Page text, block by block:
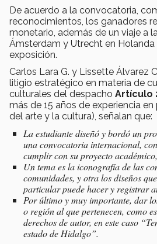
De acuerdo a la convocatoria,
reconocimientos, los ganadores
monetario, además de un viaje a
Ámsterdam y Utrecht en Holanda
exposición.
Carlos Lara G. y Lissette Álvarez
litigio estratégico en materia de
culturales del despacho Artículo
más de 15 años de experiencia
del arte y la cultura), señalan que:
La estudiante diseñó y bordó un
una convocatoria internacional,
cumplir con su proyecto
Un tema es la iconografía de las
comunidades, y otra los diseños
particular puede hacer y registrar
Por último y muy importante, dar
o región al que pertenecen, como
derechos de autor, en este caso
estado de Hidalgo”.